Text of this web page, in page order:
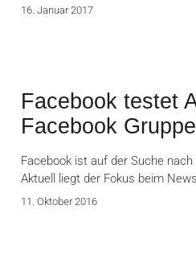
16. Januar 2017
Facebook testet
Facebook
Facebook ist auf der Suche
Aktuell liegt der Fokus beim
11. Oktober 2016